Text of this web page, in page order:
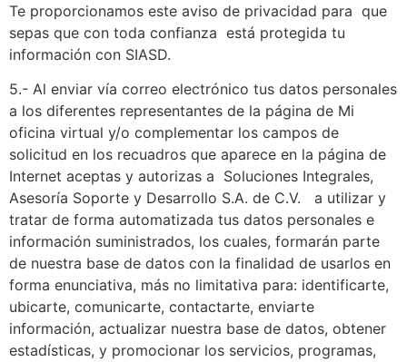
Te proporcionamos este aviso de privacidad para que
sepas que con toda confianza está protegida tu
información con SIASD.
5.- Al enviar vía correo electrónico tus datos personales
a los diferentes representantes de la página de Mi
oficina virtual y/o complementar los campos de
solicitud en los recuadros que aparece en la página de
Internet aceptas y autorizas a Soluciones Integrales,
Asesoría Soporte y Desarrollo S.A. de C.V. a utilizar y
tratar de forma automatizada tus datos personales e
información suministrados, los cuales, formarán parte
de nuestra base de datos con la finalidad de usarlos en
forma enunciativa, más no limitativa para: identificarte,
ubicarte, comunicarte, contactarte, enviarte
información, actualizar nuestra base de datos, obtener
estadísticas, y promocionar los servicios, programas,